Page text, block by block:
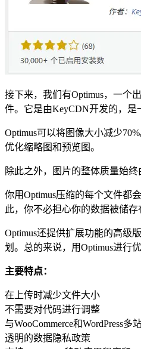
接下来，我们有Optimus，一个
件。它是由KeyCDN开发的，是
Optimus可以将图像大小减少
优化缩略图和预览图。
除此之外，图片的整体质量始终
你用Optimus压缩的每个文件都
此，你不必担心你的数据被储存
Optimus还提供扩展功能的高级
划。总的来说，用Optimus进行
主要特点：
在上传时减少文件大小
不需要对代码进行调整
与WooCommerce和WordPress多
透明的数据隐私政策